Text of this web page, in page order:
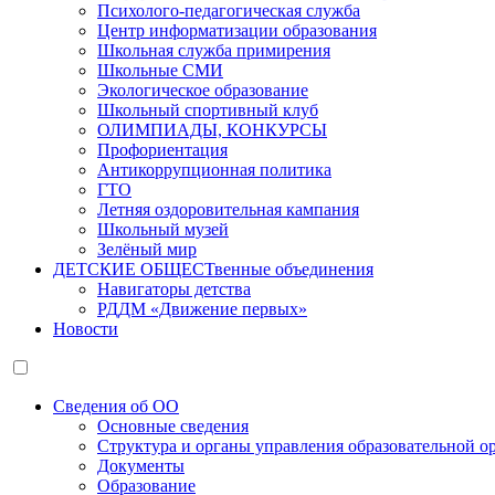
Психолого-педагогическая служба
Центр информатизации образования
Школьная служба примирения
Школьные СМИ
Экологическое образование
Школьный спортивный клуб
ОЛИМПИАДЫ, КОНКУРСЫ
Профориентация
Антикоррупционная политика
ГТО
Летняя оздоровительная кампания
Школьный музей
Зелёный мир
ДЕТСКИЕ ОБЩЕСТвенные объединения
Навигаторы детства
РДДМ «Движение первых»
Новости
Сведения об ОО
Основные сведения
Структура и органы управления образовательной
Документы
Образование